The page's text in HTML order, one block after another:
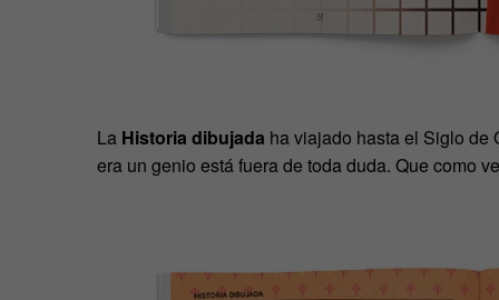
La Historia dibujada ha viajado hasta el Siglo de
era un genio está fuera de toda duda. Que como